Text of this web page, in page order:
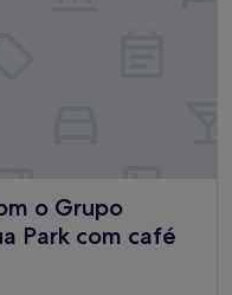
o Grupo
Park com café
DiRoma - acesso ao